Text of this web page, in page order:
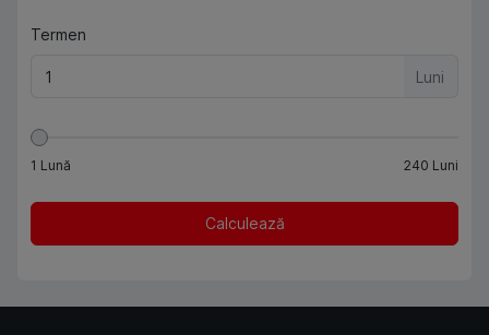
Termen
Luni
1 Lună 240 Luni
Calculează